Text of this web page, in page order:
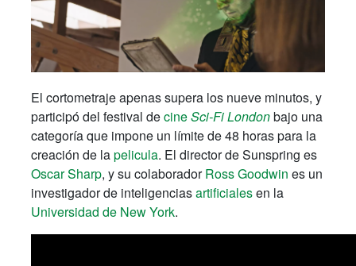
El cortometraje apenas supera los nueve minutos, y
participó del festival decineSci-Fi Londonbajo una
categoría que impone un límite de 48 horas para la
creación de lapelicula. El director de Sunspring es
Oscar Sharp, y su colaboradorRoss Goodwin es un
investigador de inteligenciasartificialesen la
Universidad de New York.